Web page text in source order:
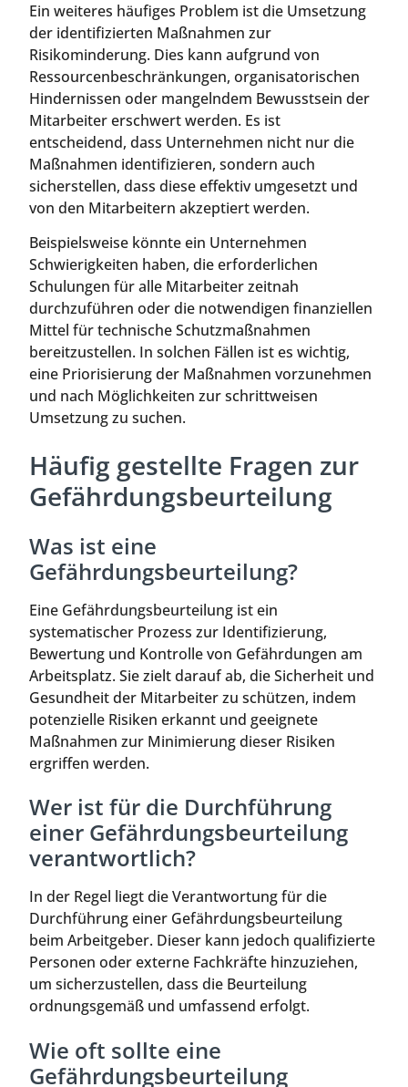
Ein weiteres häufiges Problem ist die Umsetzung
der identifizierten Maßnahmen zur
Risikominderung. Dies kann aufgrund von
Ressourcenbeschränkungen, organisatorischen
Hindernissen oder mangelndem Bewusstsein der
Mitarbeiter erschwert werden. Es ist
entscheidend, dass Unternehmen nicht nur die
Maßnahmen identifizieren, sondern auch
sicherstellen, dass diese effektiv umgesetzt und
von den Mitarbeitern akzeptiert werden.
Beispielsweise könnte ein Unternehmen
Schwierigkeiten haben, die erforderlichen
Schulungen für alle Mitarbeiter zeitnah
durchzuführen oder die notwendigen finanziellen
Mittel für technische Schutzmaßnahmen
bereitzustellen. In solchen Fällen ist es wichtig,
eine Priorisierung der Maßnahmen vorzunehmen
und nach Möglichkeiten zur schrittweisen
Umsetzung zu suchen.
Häufig gestellte Fragen zur
Gefährdungsbeurteilung
Was ist eine
Gefährdungsbeurteilung?
Eine Gefährdungsbeurteilung ist ein
systematischer Prozess zur Identifizierung,
Bewertung und Kontrolle von Gefährdungen am
Arbeitsplatz. Sie zielt darauf ab, die Sicherheit und
Gesundheit der Mitarbeiter zu schützen, indem
potenzielle Risiken erkannt und geeignete
Maßnahmen zur Minimierung dieser Risiken
ergriffen werden.
Wer ist für die Durchführung
einer Gefährdungsbeurteilung
verantwortlich?
In der Regel liegt die Verantwortung für die
Durchführung einer Gefährdungsbeurteilung
beim Arbeitgeber. Dieser kann jedoch qualifizierte
Personen oder externe Fachkräfte hinzuziehen,
um sicherzustellen, dass die Beurteilung
ordnungsgemäß und umfassend erfolgt.
Wie oft sollte eine
Gefährdungsbeurteilung